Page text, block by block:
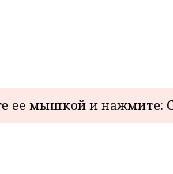
ее мышкой и нажмите: